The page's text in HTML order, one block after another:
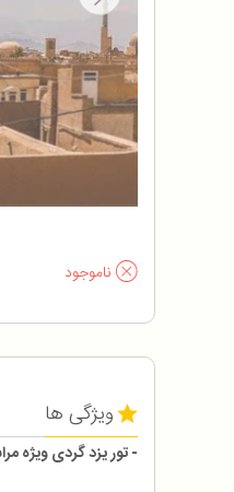
ناموجود
ویژگی ها
- تور یزد گردی ویژه